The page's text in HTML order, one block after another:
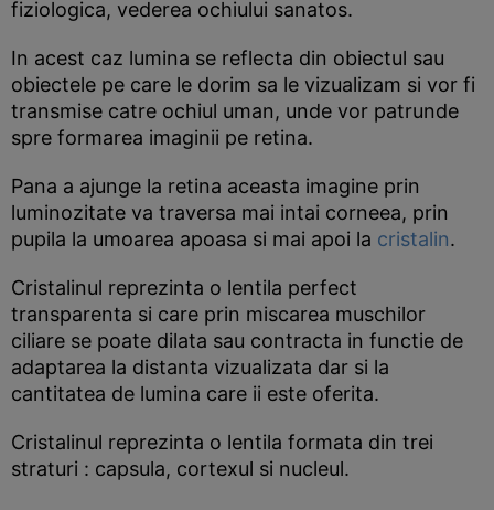
fiziologica, vederea ochiului sanatos.
In acest caz lumina se reflecta din obiectul sau
obiectele pe care le dorim sa le vizualizam si vor fi
transmise catre ochiul uman, unde vor patrunde
spre formarea imaginii pe retina.
Pana a ajunge la retina aceasta imagine prin
luminozitate va traversa mai intai corneea, prin
pupila la umoarea apoasa si mai apoi la cristalin.
Cristalinul reprezinta o lentila perfect
transparenta si care prin miscarea muschilor
ciliare se poate dilata sau contracta in functie de
adaptarea la distanta vizualizata dar si la
cantitatea de lumina care ii este oferita.
Cristalinul reprezinta o lentila formata din trei
straturi : capsula, cortexul si nucleul.